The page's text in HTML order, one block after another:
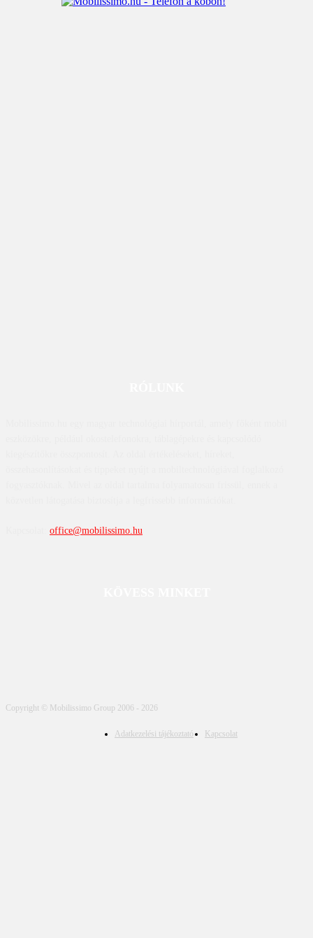
office@mobilissimo.hu
Copyright © Mobilissimo Group 2006 - 2026
Adatkezelési tájékoztató Kapcsolat